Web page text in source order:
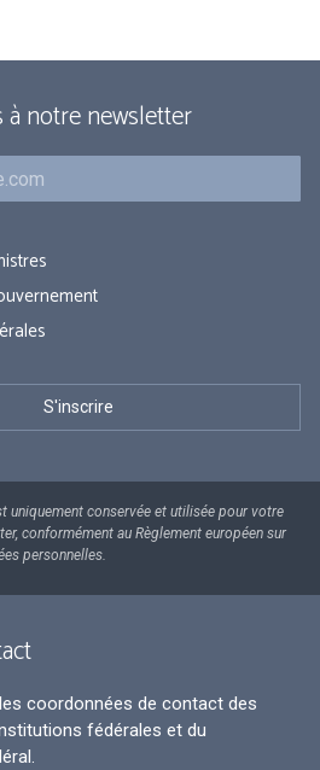
notre newsletter
uniquement conservée et utilisée pour votre
conformément au Règlement européen sur
personnelles.
coordonnées de contact des
fédérales et du